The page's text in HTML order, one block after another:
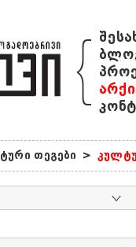
{
თეგები >